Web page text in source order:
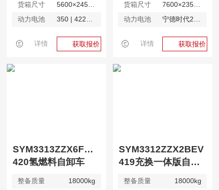
货箱尺寸
5600×2450×1200（拱杆1500）mm
动力电池
350 | 422kWh
详情 获取报价
货箱尺寸
7600×2350×1500mm
动力电池
宁德时代282kWh
详情 获取报价
SYM3313ZZX6FCEV
420氢燃料自卸车
整备质量
18000kg
SYM3312ZZX2BEV
419充换一体版自卸车
整备质量
18000kg